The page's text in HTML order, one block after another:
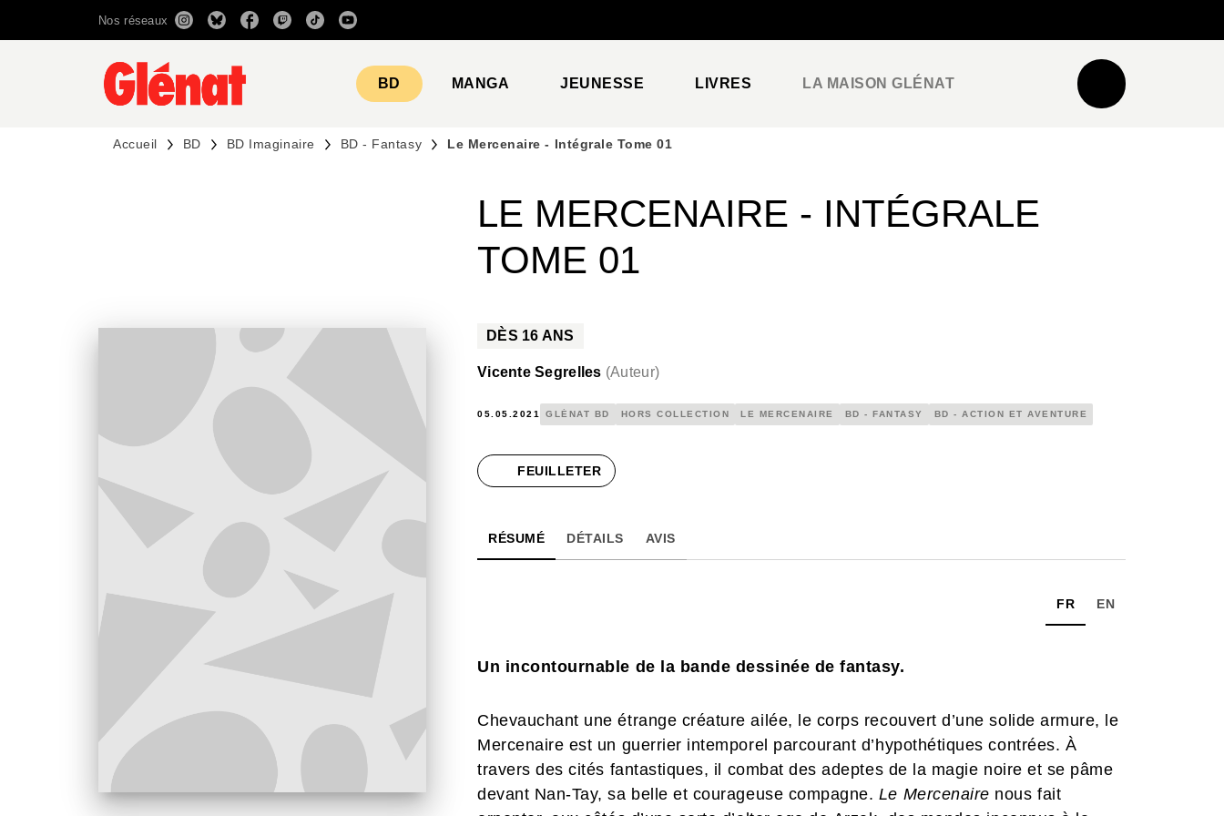
RECHERCHE CONTENU
Nos réseaux
BD MANGA JEUNESSE LIVRES LA MAISON GLÉNAT
Accueil BD BD Imaginaire BD - Fantasy Le Mercenaire - Intégrale Tome 01
LE MERCENAIRE - INTÉGRALE
TOME 01
DÈS 16 ANS
Vicente Segrelles (Auteur)
05.05.2021 GLÉNAT BD HORS COLLECTION LE MERCENAIRE BD - FANTASY BD - ACTION ET AVENTURE
FEUILLETER
RÉSUMÉ DÉTAILS AVIS
FR EN
Un incontournable de la bande dessinée de fantasy.
Chevauchant une étrange créature ailée, le corps recouvert d’une solide armure, le
Mercenaire est un guerrier intemporel parcourant d’hypothétiques contrées. À
travers des cités fantastiques, il combat des adeptes de la magie noire et se pâme
devant Nan-Tay, sa belle et courageuse compagne. Le Mercenaire nous fait